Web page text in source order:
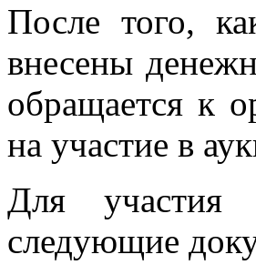
После того,
внесены
обращается к
на участие в
Для участия
следующие